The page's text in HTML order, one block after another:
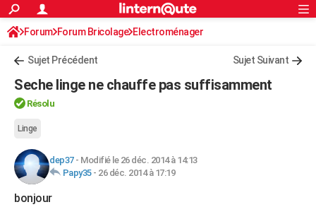
ACTUALITÉS
Politique
Société
Faits Divers
Education
Monde
Villes
+
Programme TV
TNTStreaming
Cinéma
Sorties cinéma
Musique
+FINANCE
Retraite
Impôts
Epargne
Immobilier
Risques naturels par ville
Banque
Assurance
Crédit
AUTO
Essais
Réserver un essai
Citadines
Berlines
SUV
Forum auto
+
HIGH-TECH
Mobiles
Meilleur smartphone
Internet
Ordinateurs
Jeux vidéo
Guide high-tech
S'inscrire
Connexion
Forum Forum Bricolage Electroménager
Sujet Précédent Sujet Suivant
Seche linge ne chauffe pas suffisamment
Résolu
Linge
dep37- Modifié le 26 déc. 2014 à 14:13
Papy35- 26 déc. 2014 à 17:19
bonjour